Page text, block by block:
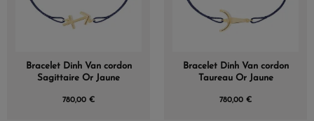
Bracelet Dinh Van cordon
Sagittaire Or Jaune
780,00 €
Bracelet Dinh Van cordon
Taureau Or Jaune
780,00 €